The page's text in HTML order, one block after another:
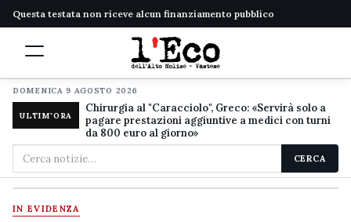
Questa testata non riceve alcun finanziamento pubblico
DOMENICA 9 AGOSTO 2026
ULTIM'ORA
Chirurgia al "Caracciolo", Greco: «Servirà solo a
pagare prestazioni aggiuntive a medici con turni
da 800 euro al giorno»
Cerca
nel
sito
CERCA
IN EVIDENZA